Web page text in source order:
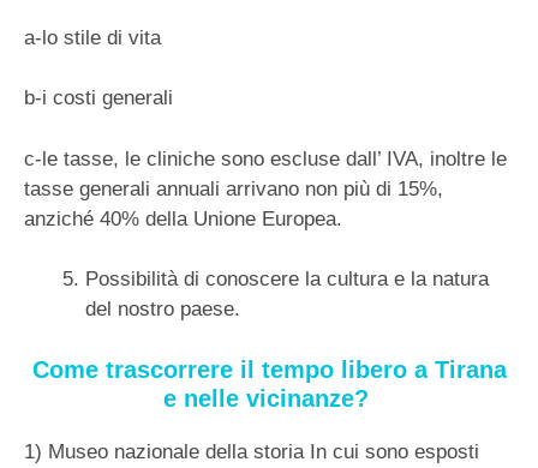
a-lo stile di vita
b-i costi generali
c-le tasse, le cliniche sono escluse dall’ IVA, inoltre le
tasse generali annuali arrivano non più di 15%,
anziché 40% della Unione Europea.
Possibilità di conoscere la cultura e la natura
del nostro paese.
Come trascorrere il tempo libero a Tirana
e nelle vicinanze?
1) Museo nazionale della storia In cui sono esposti